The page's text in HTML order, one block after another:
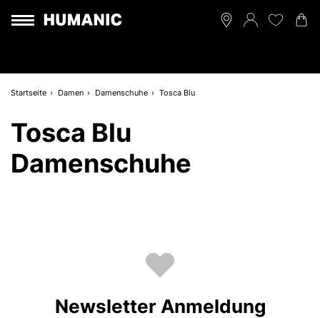
Startseite Damen Damenschuhe Tosca Blu
Tosca Blu
Damenschuhe
Newsletter Anmeldung